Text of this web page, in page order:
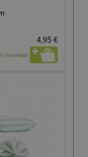
4,95 €
voorraad